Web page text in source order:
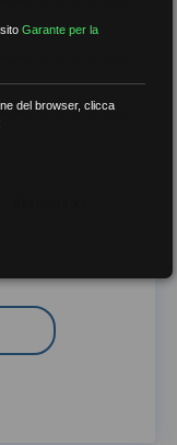
sitoGarante per la
del browser, clicca